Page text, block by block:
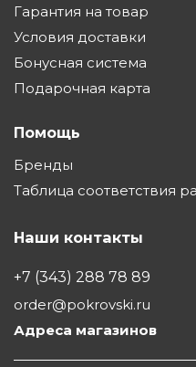
Гарантия на товар
Условия доставки
Бонусная система
Подарочная карта
Помощь
Бренды
Таблица соответствия
Наши контакты
+7 (343) 288 78 89
order@pokrovski.ru
Адреса магазинов